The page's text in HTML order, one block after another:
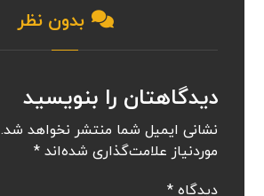
بدون نظر
دیدگاهتان را بنویسید
نشانی ایمیل شما منتشر نخواهد شد.
موردنیاز علامت‌گذاری شده‌اند*
دیدگاه*